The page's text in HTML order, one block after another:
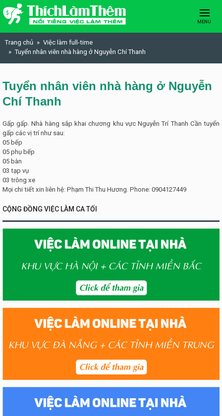
Skip to content
MENU
Trang chủ
Việc làm full-time
Tuyển nhân viên nhà hàng ở Nguyễn Chí Thanh
Tuyển nhân viên nhà hàng ở Nguyễn
Chí Thanh
Gấp gấp. Nhà hàng sắp khai chương khu vực Nguyễn Trí Thanh Cần tuyển
gấp các vị trí như sau:
05 bếp
05 phụ bếp
05 bàn
03 tạp vụ
03 trông xe
Mọi chi tiết xin liên hệ: Phạm Thi Thu Hương. Phone: 0904127449
CỘNG ĐỒNG VIỆC LÀM CA TỐI